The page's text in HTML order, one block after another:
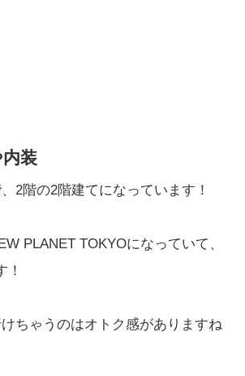
装
2階の2階建てになっています！
PLANET TOKYOになっていて、
！
ちゃうのはオトク感がありますね